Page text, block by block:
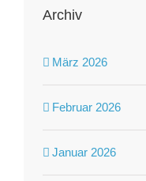
Archiv
März 2026
Februar 2026
Januar 2026